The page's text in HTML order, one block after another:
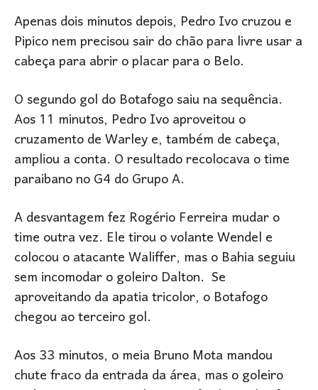
Apenas dois minutos depois, Pedro Ivo cruzou e
Pipico nem precisou sair do chão para livre usar a
cabeça para abrir o placar para o Belo.
O segundo gol do Botafogo saiu na sequência.
Aos 11 minutos, Pedro Ivo aproveitou o
cruzamento de Warley e, também de cabeça,
ampliou a conta. O resultado recolocava o time
paraibano no G4 do Grupo A.
A desvantagem fez Rogério Ferreira mudar o
time outra vez. Ele tirou o volante Wendel e
colocou o atacante Waliffer, mas o Bahia seguiu
sem incomodar o goleiro Dalton. Se
aproveitando da apatia tricolor, o Botafogo
chegou ao terceiro gol.
Aos 33 minutos, o meia Bruno Mota mandou
chute fraco da entrada da área, mas o goleiro